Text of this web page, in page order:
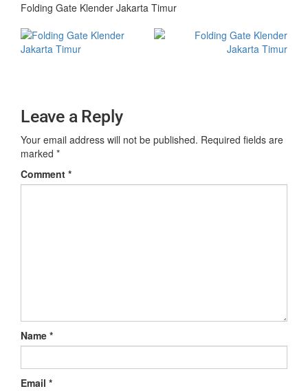
Folding Gate Klender Jakarta Timur
Leave a Reply
Your email address will not be published. Required fields are
marked *
Comment *
Name *
Email *